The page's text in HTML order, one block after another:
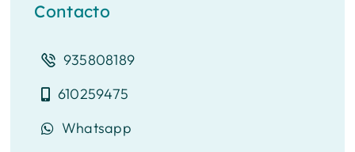
Contacto
935808189
610259475
Whatsapp